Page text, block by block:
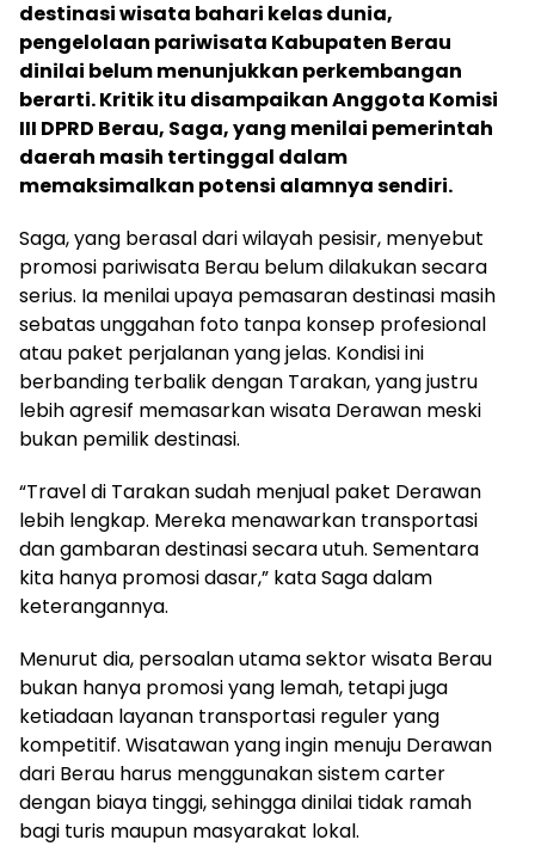
destinasi wisata bahari kelas dunia,
pengelolaan pariwisata Kabupaten Berau
dinilai belum menunjukkan perkembangan
berarti. Kritik itu disampaikan Anggota Komisi
III DPRD Berau, Saga, yang menilai pemerintah
daerah masih tertinggal dalam
memaksimalkan potensi alamnya sendiri.
Saga, yang berasal dari wilayah pesisir, menyebut
promosi pariwisata Berau belum dilakukan secara
serius. Ia menilai upaya pemasaran destinasi masih
sebatas unggahan foto tanpa konsep profesional
atau paket perjalanan yang jelas. Kondisi ini
berbanding terbalik dengan Tarakan, yang justru
lebih agresif memasarkan wisata Derawan meski
bukan pemilik destinasi.
“Travel di Tarakan sudah menjual paket Derawan
lebih lengkap. Mereka menawarkan transportasi
dan gambaran destinasi secara utuh. Sementara
kita hanya promosi dasar,” kata Saga dalam
keterangannya.
Menurut dia, persoalan utama sektor wisata Berau
bukan hanya promosi yang lemah, tetapi juga
ketiadaan layanan transportasi reguler yang
kompetitif. Wisatawan yang ingin menuju Derawan
dari Berau harus menggunakan sistem carter
dengan biaya tinggi, sehingga dinilai tidak ramah
bagi turis maupun masyarakat lokal.